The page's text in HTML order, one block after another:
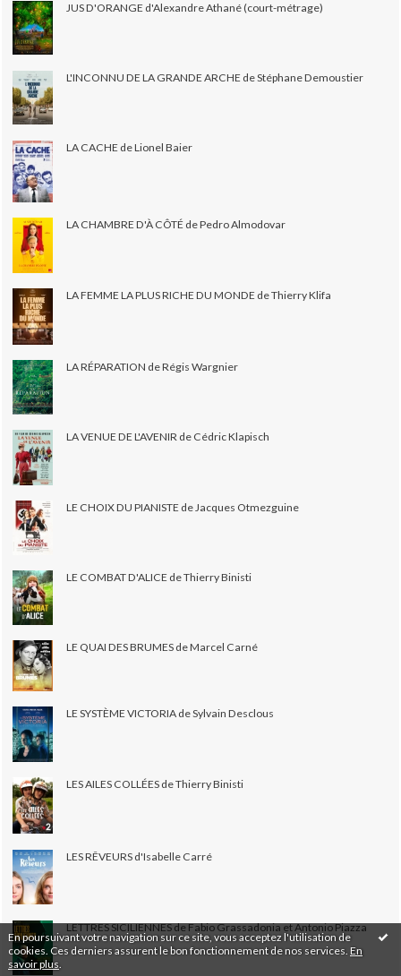
En poursuivant votre navigation sur ce site, vous acceptez l'utilisation de
cookies. Ces derniers assurent le bon fonctionnement de nos services. En
savoir plus
JUS D'ORANGE d'Alexandre Athané (court-métrage)
L'INCONNU DE LA GRANDE ARCHE de Stéphane Demoustier
LA CACHE de Lionel Baier
LA CHAMBRE D'À CÔTÉ de Pedro Almodovar
LA FEMME LA PLUS RICHE DU MONDE de Thierry Klifa
LA RÉPARATION de Régis Wargnier
LA VENUE DE L'AVENIR de Cédric Klapisch
LE CHOIX DU PIANISTE de Jacques Otmezguine
LE COMBAT D'ALICE de Thierry Binisti
LE QUAI DES BRUMES de Marcel Carné
LE SYSTÈME VICTORIA de Sylvain Desclous
LES AILES COLLÉES de Thierry Binisti
LES RÊVEURS d'Isabelle Carré
LETTRES SICILIENNES de Fabio Grassadonia et Antonio Piazza